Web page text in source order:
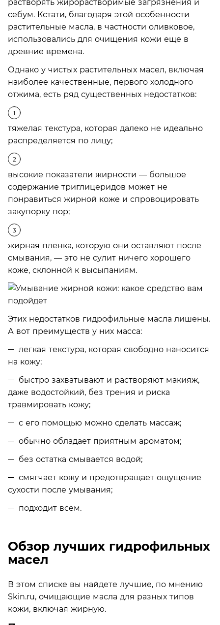
растворять жирорастворимые загрязнения и
себум. Кстати, благодаря этой особенности
растительные масла, в частности оливковое,
использовались для очищения кожи еще в
древние времена.
Однако у чистых растительных масел, включая
наиболее качественные, первого холодного
отжима, есть ряд существенных недостатков:
тяжелая текстура, которая далеко не идеально
распределяется по лицу;
высокие показатели жирности — большое
содержание триглицеридов может не
понравиться жирной коже и спровоцировать
закупорку пор;
жирная пленка, которую они оставляют после
смывания, — это не сулит ничего хорошего
коже, склонной к высыпаниям.
Этих недостатков гидрофильные масла лишены.
А вот преимуществ у них масса:
легкая текстура, которая свободно наносится
на кожу;
быстро захватывают и растворяют макияж,
даже водостойкий, без трения и риска
травмировать кожу;
с его помощью можно сделать массаж;
обычно обладает приятным ароматом;
без остатка смывается водой;
смягчает кожу и предотвращает ощущение
сухости после умывания;
подходит всем.
Обзор лучших гидрофильных
масел
В этом списке вы найдете лучшие, по мнению
Skin.ru, очищающие масла для разных типов
кожи, включая жирную.